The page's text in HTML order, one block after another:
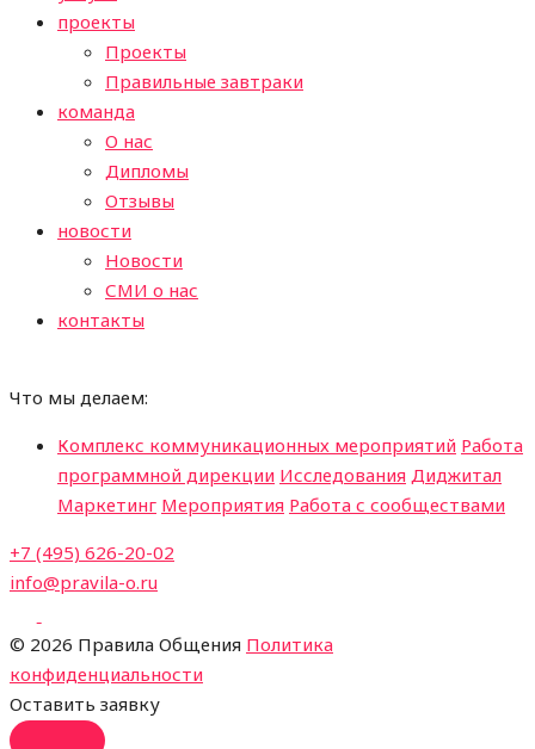
проекты
Проекты
Правильные завтраки
команда
О нас
Дипломы
Отзывы
новости
Новости
СМИ о нас
контакты
Что мы делаем:
Комплекс коммуникационных мероприятий Работа
программной дирекции Исследования Диджитал
Маркетинг Мероприятия Работа с сообществами
+7 (495) 626-20-02
info@pravila-o.ru
© 2026 Правила Общения Политика
конфиденциальности
Оставить заявку